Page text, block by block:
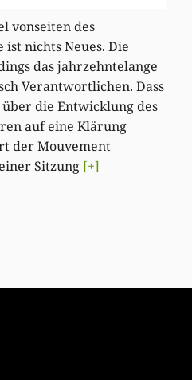
vonseiten des
nichts Neues. Die
das jahrzehntelange
Verantwortlichen. Dass
die Entwicklung des
auf eine Klärung
der Mouvement
Sitzung [+]